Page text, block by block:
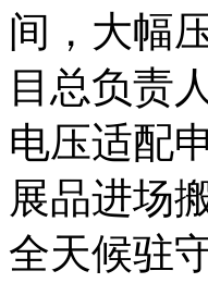
间，大幅
目总负责
电压适配
展品进场
全天候驻